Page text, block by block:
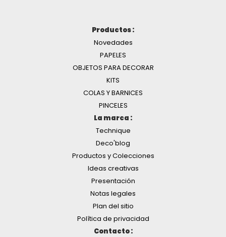
Productos :
Novedades
PAPELES
OBJETOS PARA DECORAR
KITS
COLAS Y BARNICES
PINCELES
La marca :
Technique
Deco'blog
Productos y Colecciones
Ideas creativas
Presentación
Notas legales
Plan del sitio
Política de privacidad
Contacto :